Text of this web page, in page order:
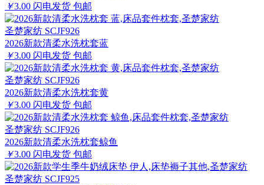
￥3.00 闪电发货 包邮
圣楚家纺 SCJF926
2026新款清柔水洗枕套蓝
￥3.00 闪电发货 包邮
圣楚家纺 SCJF926
2026新款清柔水洗枕套黄
￥3.00 闪电发货 包邮
圣楚家纺 SCJF926
2026新款清柔水洗枕套鲸鱼
￥3.00 闪电发货 包邮
圣楚家纺 SCJF925